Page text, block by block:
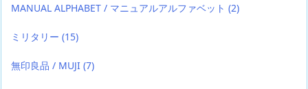
MANUAL ALPHABET / マニュアルアルファベット (2)
ミリタリー (15)
無印良品 / MUJI (7)